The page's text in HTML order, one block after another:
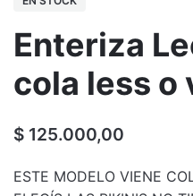
Enteriza
cola less o
$ 125.000,00
ESTE MODELO VIENE